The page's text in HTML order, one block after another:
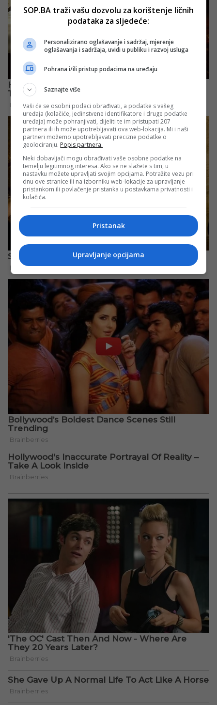
SOP.BA traži vašu dozvolu za korištenje ličnih
podataka za sljedeće:
Personalizirano oglašavanje i sadržaj, mjerenje
oglašavanja i sadržaja, uvidi u publiku i razvoj usluga
Pohrana i/ili pristup podacima na uređaju
Saznajte više
Vaši će se osobni podaci obrađivati, a podatke s vašeg
uređaja (kolačiće, jedinstvene identifikatore i druge podatke
uređaja) može pohranjivati, dijeliti te im pristupati 207
partnera ili ih može upotrebljavati ova web-lokacija. Mi i naši
partneri možemo upotrebljavati precizne podatke o
geolociranju. Popis partnera.
Neki dobavljači mogu obrađivati vaše osobne podatke na
temelju legitimnog interesa. Ako se ne slažete s tim, u
nastavku možete upravljati svojim opcijama. Potražite vezu pri
dnu ove stranice ili na izborniku web-lokacije za upravljanje
pristankom ili povlačenje pristanka u postavkama privatnosti i
kolačića.
Pristanak
Upravljanje opcijama